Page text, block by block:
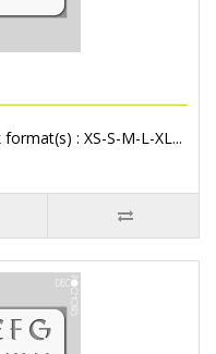
: XS-S-M-L-XL...